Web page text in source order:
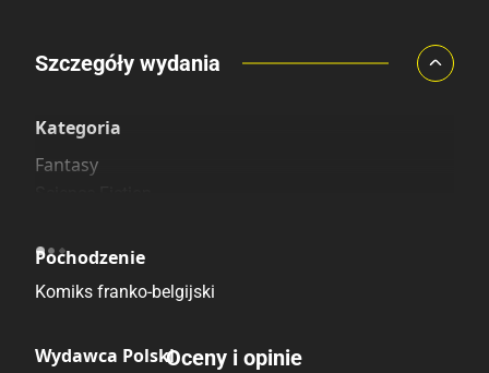
Porównaj ceny
Szczegóły wydania
Kategoria
Fantasy
Pochodzenie
Komiks franko-belgijski
Wydawca PolskiOceny i opinie